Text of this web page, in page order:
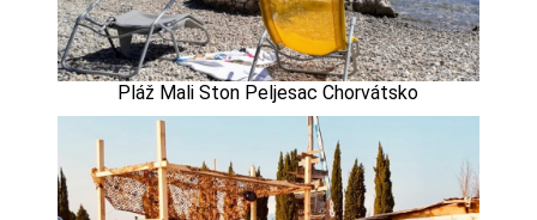
Pláž Mali Ston Peljesac Chorvátsko